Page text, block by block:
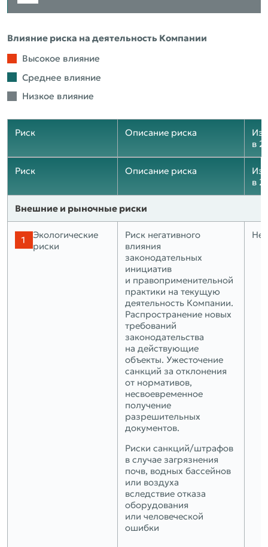
Влияние риска на деятельность Компании
Высокое влияние
Среднее влияние
Низкое влияние
Риск Описание риска
в
Риск Описание риска
в
Внешние и рыночные риски
Экологические
риски
Риск негативного
влияния
законодательных
инициатив
и правоприменительной
практики на текущую
деятельность Компании.
Распространение новых
требований
законодательства
на действующие
объекты. Ужесточение
санкций за отклонения
от нормативов,
несвоевременное
получение
разрешительных
документов.
Риски санкций/штрафов
в случае загрязнения
почв, водных бассейнов
или воздуха
вследствие отказа
оборудования
или человеческой
ошибки
Нет